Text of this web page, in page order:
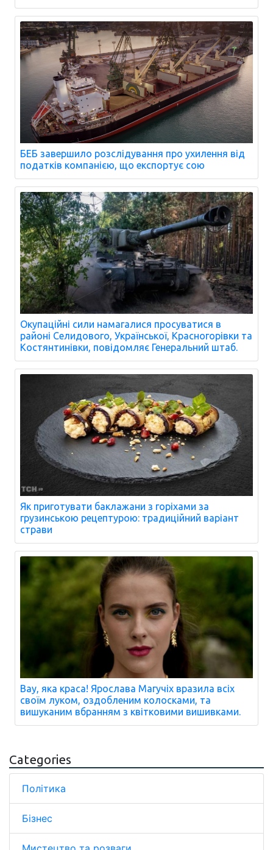
БЕБ завершило розслідування про ухилення від
податків компанією, що експортує сою
Окупаційні сили намагалися просуватися в
районі Селидового, Української, Красногорівки та
Костянтинівки, повідомляє Генеральний штаб.
Як приготувати баклажани з горіхами за
грузинською рецептурою: традиційний варіант
страви
Вау, яка краса! Ярослава Магучіх вразила всіх
своїм луком, оздобленим колосками, та
вишуканим вбранням з квітковими вишивками.
Categories
Політика
Бізнес